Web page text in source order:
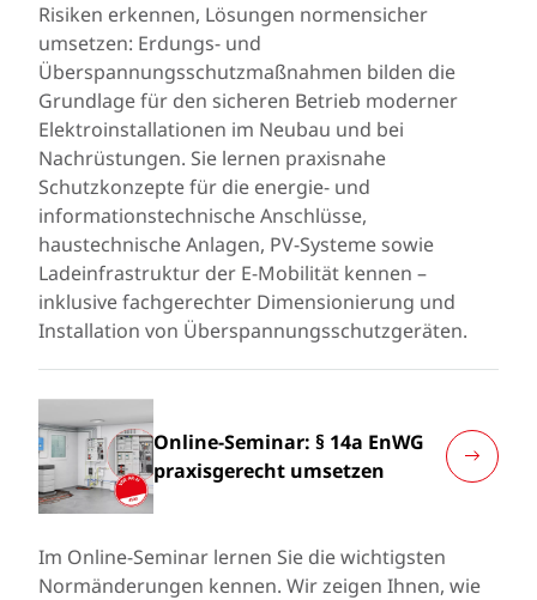
Risiken erkennen, Lösungen normensicher
umsetzen: Erdungs- und
Überspannungsschutzmaßnahmen bilden die
Grundlage für den sicheren Betrieb moderner
Elektroinstallationen im Neubau und bei
Nachrüstungen. Sie lernen praxisnahe
Schutzkonzepte für die energie- und
informationstechnische Anschlüsse,
haustechnische Anlagen, PV-Systeme sowie
Ladeinfrastruktur der E-Mobilität kennen –
inklusive fachgerechter Dimensionierung und
Installation von Überspannungsschutzgeräten.
Online-Seminar: § 14a EnWG
praxisgerecht umsetzen
Im Online-Seminar lernen Sie die wichtigsten
Normänderungen kennen. Wir zeigen Ihnen, wie